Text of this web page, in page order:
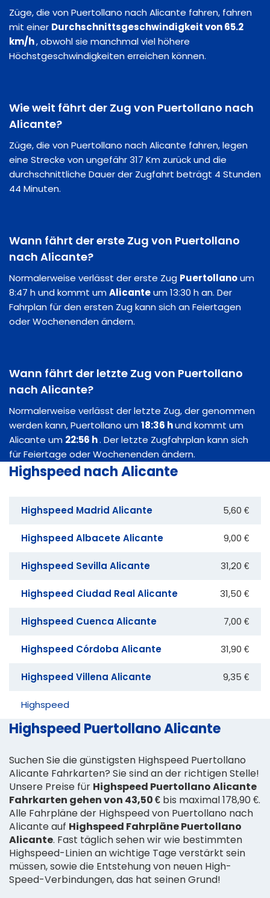
Züge, die von Puertollano nach Alicante fahren, fahren
mit einer Durchschnittsgeschwindigkeit von 65.2
km/h, obwohl sie manchmal viel höhere
Höchstgeschwindigkeiten erreichen können.
Wie weit fährt der Zug von Puertollano nach
Alicante?
Züge, die von Puertollano nach Alicante fahren, legen
eine Strecke von ungefähr 317 Km zurück und die
durchschnittliche Dauer der Zugfahrt beträgt 4 Stunden
44 Minuten.
Wann fährt der erste Zug von Puertollano
nach Alicante?
Normalerweise verlässt der erste Zug Puertollanoum
8:47 h und kommt umAlicanteum 13:30 h an. Der
Fahrplan für den ersten Zug kann sich an Feiertagen
oder Wochenenden ändern.
Wann fährt der letzte Zug von Puertollano
nach Alicante?
Normalerweise verlässt der letzte Zug, der genommen
werden kann, Puertollano um18:36 hund kommt um
Alicante um 22:56 h. Der letzte Zugfahrplan kann sich
für Feiertage oder Wochenenden ändern.
Highspeed nach Alicante
Highspeed Madrid Alicante 5,60 €
Highspeed Albacete Alicante 9,00 €
Highspeed Sevilla Alicante 31,20 €
Highspeed Ciudad Real Alicante 31,50 €
Highspeed Cuenca Alicante 7,00 €
Highspeed Córdoba Alicante 31,90 €
Highspeed Villena Alicante 9,35 €
Highspeed
Highspeed Puertollano Alicante
Suchen Sie die günstigsten Highspeed Puertollano
Alicante Fahrkarten? Sie sind an der richtigen Stelle!
Unsere Preise für Highspeed Puertollano Alicante
Fahrkarten gehen von 43,50 € bis maximal 178,90 €.
Alle Fahrpläne der Highspeed von Puertollano nach
Alicante auf Highspeed Fahrpläne Puertollano
Alicante. Fast täglich sehen wir wie bestimmten
Highspeed-Linien an wichtige Tage verstärkt sein
müssen, sowie die Entstehung von neuen High-
Speed-Verbindungen, das hat seinen Grund!